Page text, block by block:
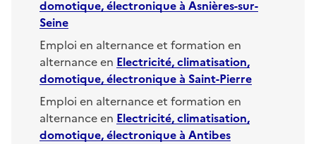
domotique, électroniqueà Asnières-sur-
Seine
Emploi en alternance et formation en
alternance en Electricité, climatisation,
domotique, électroniqueà Saint-Pierre
Emploi en alternance et formation en
alternance en Electricité, climatisation,
domotique, électroniqueà Antibes